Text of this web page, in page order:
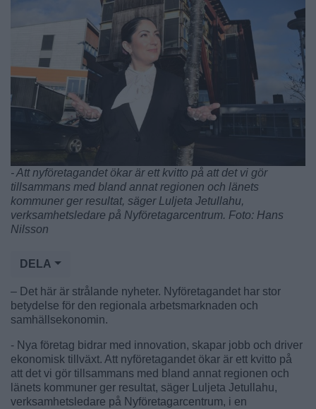
- Att nyföretagandet ökar är ett kvitto på att det vi gör
tillsammans med bland annat regionen och länets
kommuner ger resultat, säger Luljeta Jetullahu,
verksamhetsledare på Nyföretagarcentrum. Foto: Hans
Nilsson
DELA
– Det här är strålande nyheter. Nyföretagandet har stor
betydelse för den regionala arbetsmarknaden och
samhällsekonomin.
- Nya företag bidrar med innovation, skapar jobb och driver
ekonomisk tillväxt. Att nyföretagandet ökar är ett kvitto på
att det vi gör tillsammans med bland annat regionen och
länets kommuner ger resultat, säger Luljeta Jetullahu,
verksamhetsledare på Nyföretagarcentrum, i en